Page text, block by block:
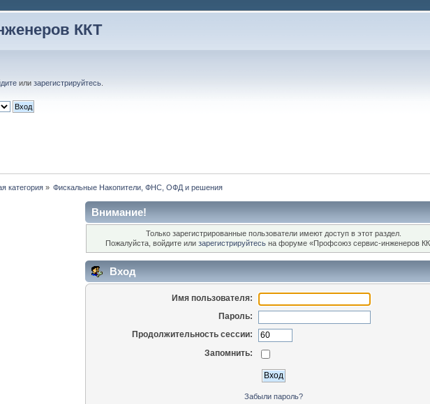
ККТ
или зарегистрируйтесь.
категория » Фискальные Накопители, ФНС, ОФД и решения
Внимание!
Только зарегистрированные пользователи имеют доступ в этот раздел.
Пожалуйста, войдите илизарегистрируйтесь на форуме «Профсоюз сервис-инженеров
Вход
Имя пользователя:
Пароль:
Продолжительность сессии:
Запомнить:
Забыли пароль?